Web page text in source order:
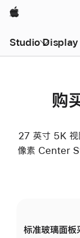
Apple
Studio Display
购
27 英寸 5K 视
像素 Center
标准玻璃面板